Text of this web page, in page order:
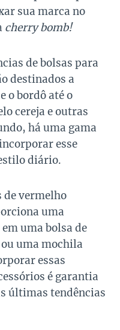
sua marca no
cherry bomb!
de bolsas para
destinados a
o bordô até o
cereja e outras
há uma gama
esse
diário.
de vermelho
uma
uma bolsa de
uma mochila
essas
é garantia
últimas tendências